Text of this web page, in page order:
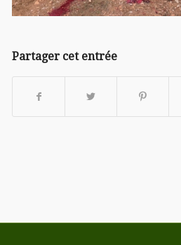
Partager cet entrée